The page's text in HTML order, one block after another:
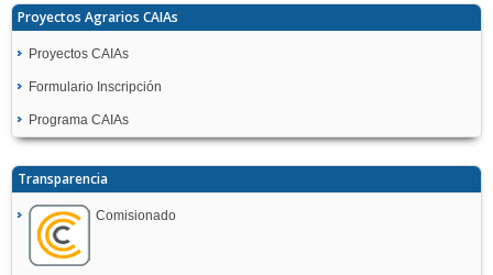
Proyectos Agrarios CAIAs
Proyectos CAIAs
Formulario Inscripción
Programa CAIAs
Transparencia
Comisionado